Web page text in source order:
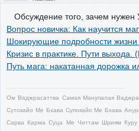
Обсуждение того, зачем нужен
Вопрос новичка: Как научится
Шокирующие подробности
Кризис в практике. Пути выхода.
Путь мага: накатанная дорожка
Ом Ваджрасаттва Самая Манупалая
Сутокайо Ме Бхава Супокайо Ме Бхава
Сарва Карма Суца Ме Читтам Шриям